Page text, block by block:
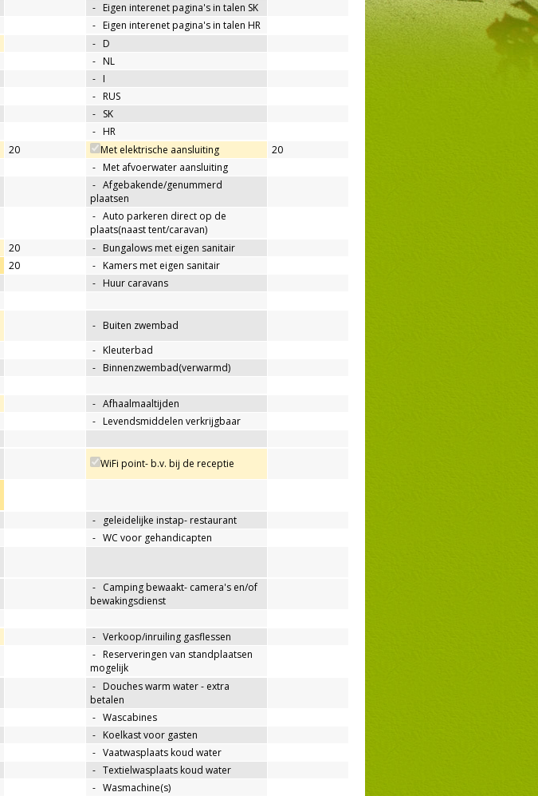
- Eigen interenet pagina's in talen SK
- Eigen interenet pagina's in talen HR
- D
- NL
- I
- RUS
- SK
- HR
20 Met elektrische aansluiting
20
- Met afvoerwater aansluiting
- Afgebakende/genummerd
plaatsen
- Auto parkeren direct op de
plaats(naast tent/caravan)
20 - Bungalows met eigen sanitair
20 - Kamers met eigen sanitair
- Huur caravans
- Buiten zwembad
- Kleuterbad
- Binnenzwembad(verwarmd)
- Afhaalmaaltijden
- Levendsmiddelen verkrijgbaar
WiFi point- b.v. bij de receptie
-
geleidelijke instap- restaurant
- WC voor gehandicapten
- Camping bewaakt- camera's en/of
bewakingsdienst
- Verkoop/inruiling gasflessen
- Reserveringen van standplaatsen
mogelijk
- Douches warm water - extra
betalen
- Wascabines
- Koelkast voor gasten
- Vaatwasplaats koud water
- Textielwasplaats koud water
- Wasmachine(s)